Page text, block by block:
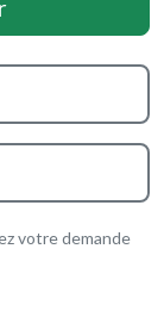
votre demande